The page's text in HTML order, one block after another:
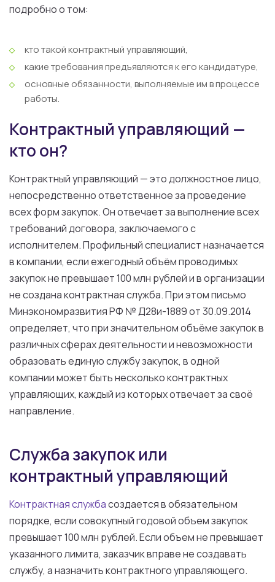
подробно о том:
кто такой контрактный управляющий,
какие требования предъявляются к его кандидатуре,
основные обязанности, выполняемые им в процессе
работы.
Контрактный управляющий —
кто он?
Контрактный управляющий — это должностное лицо,
непосредственно ответственное за проведение
всех форм закупок. Он отвечает за выполнение всех
требований договора, заключаемого с
исполнителем. Профильный специалист назначается
в компании, если ежегодный объём проводимых
закупок не превышает 100 млн рублей и в организации
не создана контрактная служба. При этом письмо
Минэкономразвития РФ № Д28и-1889 от 30.09.2014
определяет, что при значительном объёме закупок в
различных сферах деятельности и невозможности
образовать единую службу закупок, в одной
компании может быть несколько контрактных
управляющих, каждый из которых отвечает за своё
направление.
Служба закупок или
контрактный управляющий
Контрактная службасоздается в обязательном
порядке, если совокупный годовой объем закупок
превышает 100 млн рублей. Если объем не превышает
указанного лимита, заказчик вправе не создавать
службу, а назначить контрактного управляющего.